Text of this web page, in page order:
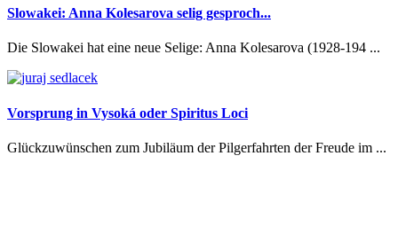
Slowakei: Anna Kolesarova selig gesproch...
Die Slowakei hat eine neue Selige: Anna Kolesarova (1928-194 ...
Vorsprung in Vysoká oder Spiritus Loci
Glückzuwünschen zum Jubiläum der Pilgerfahrten der Freude im ...